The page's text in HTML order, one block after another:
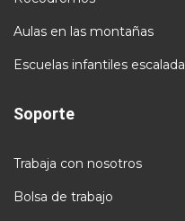
Aulas en las montañas
Escuelas infantiles escalada
Soporte
Trabaja con nosotros
Bolsa de trabajo